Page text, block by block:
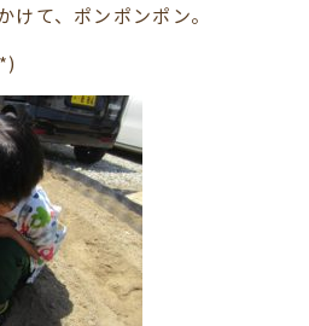
けて、ポンポンポン。